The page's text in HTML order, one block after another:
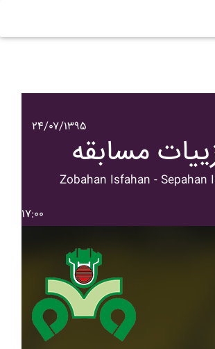
۲۴/۰۷/۱۳۹۵
مسابقه
Zobahan Isfahan - Sepahan
۱۷:۰۰